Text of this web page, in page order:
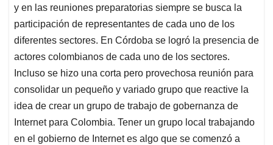
y en las reuniones preparatorias siempre se busca la
participación de representantes de cada uno de los
diferentes sectores. En Córdoba se logró la presencia de
actores colombianos de cada uno de los sectores.
Incluso se hizo una corta pero provechosa reunión para
consolidar un pequeño y variado grupo que reactive la
idea de crear un grupo de trabajo de gobernanza de
Internet para Colombia. Tener un grupo local trabajando
en el gobierno de Internet es algo que se comenzó a